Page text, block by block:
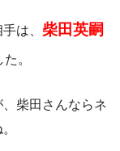
は、 柴田英嗣
。
柴田さんならネ